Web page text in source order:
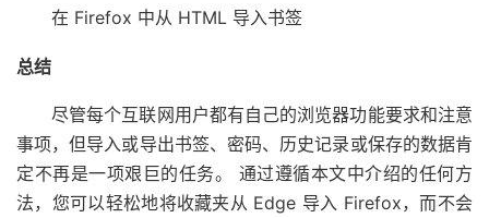
在 Firefox 中从 HTML 导入书签
总结
尽管每个互联网用户都有自己的浏览器功能要求和注意
事项，但导入或导出书签、密码、历史记录或保存的数据肯
定不再是一项艰巨的任务。 通过遵循本文中介绍的任何方
法，您可以轻松地将收藏夹从 Edge 导入 Firefox，而不会